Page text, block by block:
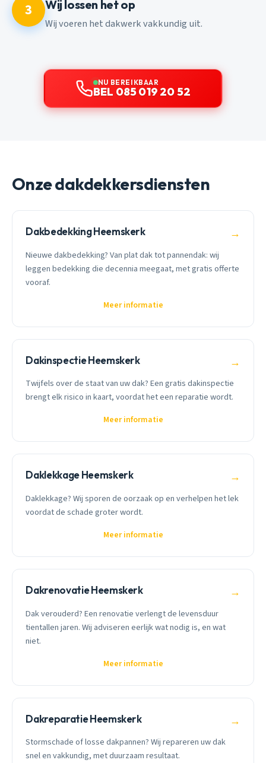
3 Wij lossen het op
Wij voeren het dakwerk vakkundig uit.
NU BEREIKBAAR
BEL 085 019 20 52
Onze dakdekkersdiensten
Dakbedekking Heemskerk →
Nieuwe dakbedekking? Van plat dak tot pannendak: wij
leggen bedekking die decennia meegaat, met gratis offerte
vooraf.
Meer informatie
Dakinspectie Heemskerk →
Twijfels over de staat van uw dak? Een gratis dakinspectie
brengt elk risico in kaart, voordat het een reparatie wordt.
Meer informatie
Daklekkage Heemskerk →
Daklekkage? Wij sporen de oorzaak op en verhelpen het lek
voordat de schade groter wordt.
Meer informatie
Dakrenovatie Heemskerk →
Dak verouderd? Een renovatie verlengt de levensduur
tientallen jaren. Wij adviseren eerlijk wat nodig is, en wat
niet.
Meer informatie
Dakreparatie Heemskerk →
Stormschade of losse dakpannen? Wij repareren uw dak
snel en vakkundig, met duurzaam resultaat.